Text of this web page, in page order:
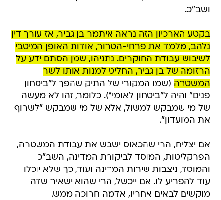
ושב"כ.
בקטע הארכיון הזה נראה איתמר בן גביר, אז עורך דין
נלהב, מלמד את פרחי-הטרור, אודות האופן המיטבי
לשיבוש עבודת החוקרים. נתניהו, שמן הסתם ידע על
הרזומה של בן גביר, החליט למנות אותו לשר
המשטרה (שמו המקורי של התיק שהפך ל"ביטחון
פנים" והיה ל"ביטחון לאומי"). כלומר, זהו לא מעשה
של מי שמבקש למשול, אלא של מי שמבקש "לשרוף
את המועדון".
אם יצליח, הרי שהכאוס ישבש את עבודת המשטרה,
הפרקליטות, המוסד לביקורת המדינה, השב"כ
והמוסד, ניצבות שירות המדינה ועוד, כך שלא יוכלו
עוד להפריע לו. אם ייכשל, הרי שהוא ישאיר שדה
מוקשים לבאים אחריו, אדמה חרוכה ממש.